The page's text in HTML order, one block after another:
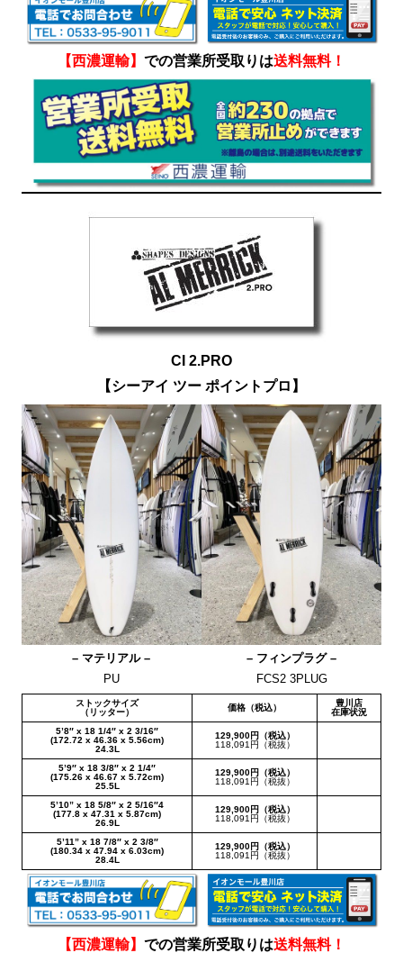
【西濃運輸】 での営業所受取りは送料無料！
CI 2.PRO
【シーアイ ツー ポイントプロ】
– マテリアル –
PU
– フィンプラグ –
FCS2 3PLUG
ストックサイズ
（リッター）
価格（税込）
豊川店
在庫状況
5’8″ x 18 1/4″ x 2 3/16″
(172.72 x 46.36 x 5.56cm)
24.3L
129,900円（税込）
118,091円（税抜）
5’9″ x 18 3/8″ x 2 1/4″
(175.26 x 46.67 x 5.72cm)
25.5L
129,900円（税込）
118,091円（税抜）
5’10” x 18 5/8″ x 2 5/16″4
(177.8 x 47.31 x 5.87cm)
26.9L
129,900円（税込）
118,091円（税抜）
5’11” x 18 7/8″ x 2 3/8″
(180.34 x 47.94 x 6.03cm)
28.4L
129,900円（税込）
118,091円（税抜）
【西濃運輸】 での営業所受取りは送料無料！